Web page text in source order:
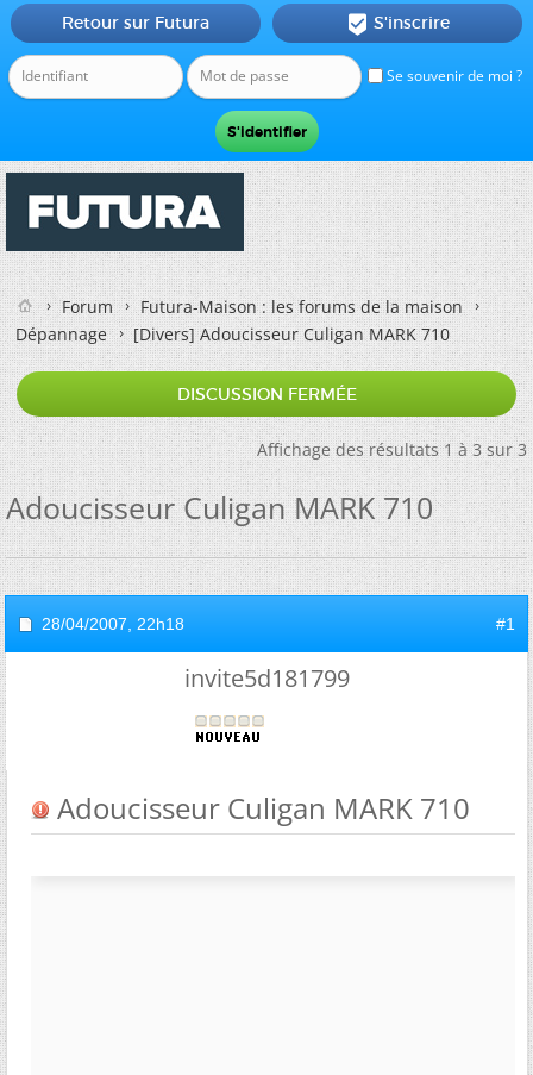
Se souvenir de moi ?
Retour sur Futura  S'inscrire
Forum
Futura-Maison : les forums de la maison
Dépannage
[Divers]Adoucisseur Culigan MARK 710
DISCUSSION FERMÉE
Affichage des résultats 1 à 3 sur 3
Adoucisseur Culigan MARK 710
28/04/2007, 22h18 #1
invite5d181799
Adoucisseur Culigan MARK 710